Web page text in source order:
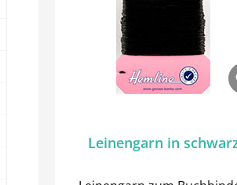
Leinengarn in